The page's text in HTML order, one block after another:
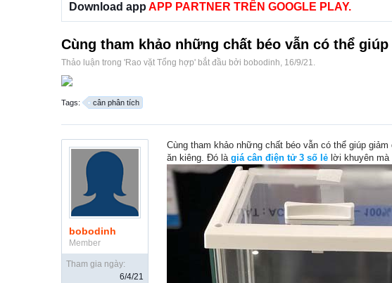
Download app APP PARTNER TRÊN GOOGLE PLAY.
Cùng tham khảo những chất béo vẫn có thể giúp
Thảo luận trong 'Rao vặt Tổng hợp' bắt đầu bởi bobodinh, 16/9/21.
Tags: cân phân tích
bobodinh
Member
Tham gia ngày:
6/4/21
Cùng tham khảo những chất béo vẫn có thể giúp
ăn kiêng. Đó là giá cân điện tử 3 số lẻ lời khuyên